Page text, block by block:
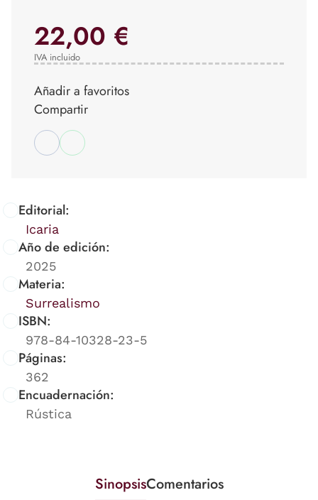
Editorial:
Icaria
Año de edición:
2025
Materia:
Surrealismo
ISBN:
978-84-10328-23-5
Páginas:
362
Encuadernación:
Rústica
22,00 €
IVA incluido
Añadir a favoritos
Compartir
SinopsisComentarios